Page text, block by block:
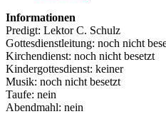
Informationen
Predigt: Lektor C. Schulz
Gottesdienstleitung: noch nicht
Kirchendienst: noch nicht besetzt
Kindergottesdienst: keiner
Musik: noch nicht besetzt
Taufe: nein
Abendmahl: nein